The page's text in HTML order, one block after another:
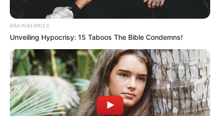
BRAINBERRIES
Unveiling Hypocrisy: 15 Taboos The Bible Condemns!